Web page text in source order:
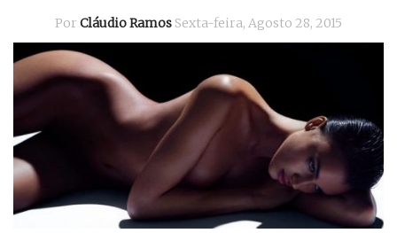
Por Cláudio Ramos Sexta-feira, Agosto 28, 2015